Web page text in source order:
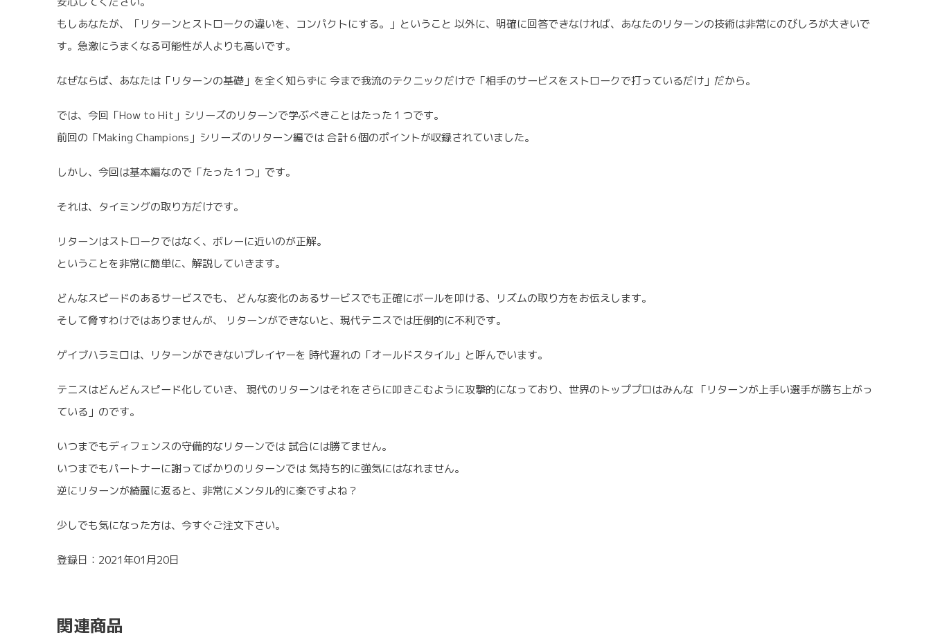
もしあなたが、「リターンとストロークの違いを、コンパクトにする。」ということ 以外に、明確に回答できなければ、あなたのリターンの技術は非常にのびしろが大きいで
す。急激にうまくなる可能性が人よりも高いです。
なぜならば、あなたは「リターンの基礎」を全く知らずに 今まで我流のテクニックだけで「相手のサービスをストロークで打っているだけ」だから。
では、今回「How to Hit」シリーズのリターンで学ぶべきことはたった１つです。
前回の「Making Champions」シリーズのリターン編では 合計６個のポイントが収録されていました。
しかし、今回は基本編なので「たった１つ」です。
それは、タイミングの取り方だけです。
リターンはストロークではなく、ボレーに近いのが正解。
ということを非常に簡単に、解説していきます。
どんなスピードのあるサービスでも、 どんな変化のあるサービスでも正確にボールを叩ける、リズムの取り方をお伝えします。
そして脅すわけではありませんが、 リターンができないと、現代テニスでは圧倒的に不利です。
ゲイブハラミロは、リターンができないプレイヤーを 時代遅れの「オールドスタイル」と呼んでいます。
テニスはどんどんスピード化していき、 現代のリターンはそれをさらに叩きこむように攻撃的になっており、世界のトッププロはみんな 「リターンが上手い選手が勝ち上がっ
ている」のです。
いつまでもディフェンスの守備的なリターンでは 試合には勝てません。
いつまでもパートナーに謝ってばかりのリターンでは 気持ち的に強気にはなれません。
逆にリターンが綺麗に返ると、非常にメンタル的に楽ですよね？
少しでも気になった方は、今すぐご注文下さい。
登録日：2021年01月20日
関連商品